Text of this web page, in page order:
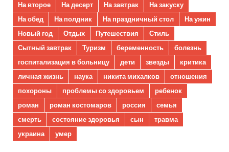
На второе
На десерт На завтрак
На закуску
На обед
На полдник На праздничный стол
На ужин
Новый год
Отдых Путешествия
Стиль
Сытный завтрак
Туризм беременность
болезнь
госпитализация в больницу
дети звезды
критика
личная жизнь
наука никита михалков
отношения
похороны
проблемы со здоровьем
ребенок
роман
роман костомаров россия
семья
смерть
состояние здоровья сын
травма
украина
умер